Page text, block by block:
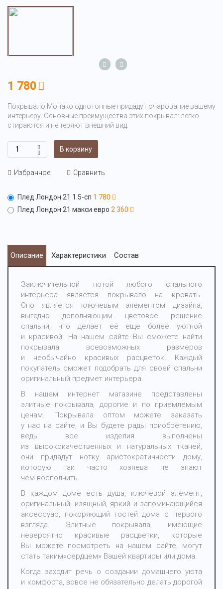
1 780
Покрывало Монако однотонные придадут очарование вашему
интерьеру. Основные преимущества этих покрывал: легко
стираются и не теряют внешний вид.
В корзину
Избранное Сравнить
Плед Лондон 21 1.5-сп 1 780
Плед Лондон 21 макси евро 2 360
Описание Характеристики Состав
Заключительной нотой любого спального
интерьера является покрывало на кровать.
Оно является ключевым элементом дизайна,
выгодно дополняющим цветовое решение
спальни, что делает её еще более уютной
и красивой. На нашем сайте Вы сможете найти
покрывала всевозможных размеров
и необычайно красивых расцветок. Каждый
покупатель сможет подобрать для своей спальни
оригинальный предмет интерьера.
В нашем интернет магазине представлены
элитные покрывала, дорогие и по приемлемым
ценам. Покрывала оптом можете заказать
у нас на сайте, и Вы будете рады приобретению,
ведь все изделия выполнены
из высококачественных и натуральных тканей,
они придадут нотку аристократичности дому,
которую так часто хозяева не знают
чем восполнить.
В каждом доме есть душа, ключевой элемент,
оригинальный, изящный, яркий и запоминающийся
аксессуар, покоряющий гостей дома с первого
взгляда. Элитные покрывала, имеющие
невероятно красивые расцветки, которые
Вы можете посмотреть на нашем сайте, могут
стать таким«сердцем» Вашей квартиры или дома.
Когда заходит речь о создании домашнего уюта
и комфорта, вовсе не обязательно делать дорогой